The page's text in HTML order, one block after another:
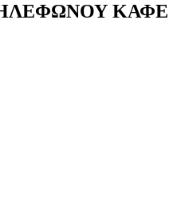
ΚΑΦΕ